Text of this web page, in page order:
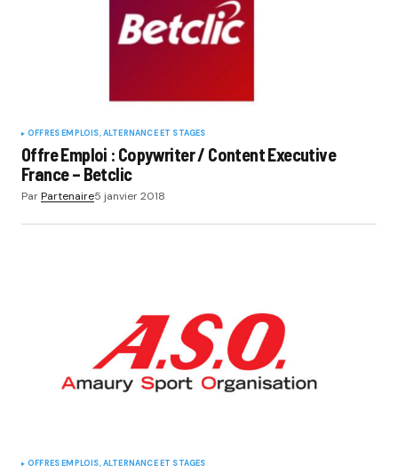
OFFRES EMPLOIS, ALTERNANCE ET STAGES
Offre Emploi : Copywriter / Content Executive
France – Betclic
ParPartenaire5 janvier 2018
OFFRES EMPLOIS, ALTERNANCE ET STAGES